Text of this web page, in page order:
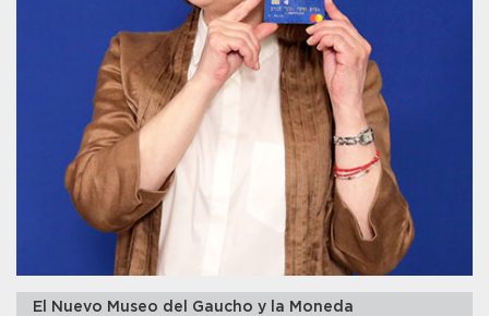
El Nuevo Museo del Gaucho y la Moneda